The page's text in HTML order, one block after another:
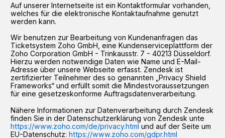
Auf unserer Internetseite ist ein Kontaktformular vorhanden,
welches für die elektronische Kontaktaufnahme genutzt
werden kann.
Wir benutzen zur Bearbeitung von Kundenanfragen das
Ticketsystem Zoho GmbH, eine Kundenserviceplattform der
Zoho Corporation GmbH - Trinkausstr. 7 - 40213 Düsseldorf.
Hierzu werden notwendige Daten wie Name und E-Mail-
Adresse über unsere Webseite erfasst. Zendesk ist
zertifizierter Teilnehmer des so genannten „Privacy Shield
Frameworks“ und erfüllt somit die Mindestvoraussetzungen
für eine gesetzeskonforme Auftragsdatenverarbeitung.
Nähere Informationen zur Datenverarbeitung durch Zendesk
finden Sie in der Datenschutzerklärung von Zendesk unte
https://www.zoho.com/de/privacy.html und auf der Seite um
EU-Datenschutz: https://www.zoho.com/gdpr.html